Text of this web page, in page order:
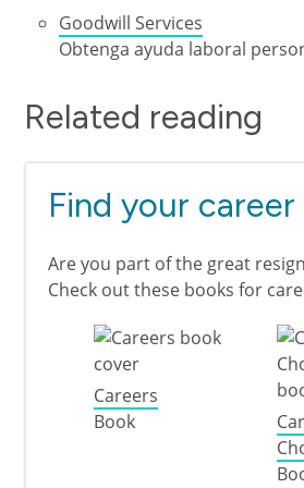
Goodwill Services
Obtenga ayuda laboral
Related reading
Find your
Are you part of the great
Check out these books for
Careers
Book